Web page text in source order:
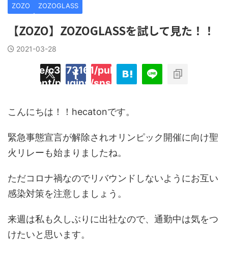
ZOZO ZOZOGLASS
【ZOZO】ZOZOGLASSを試して見た！！
2021-03-28
/home/c3773161/public_html/
content/plugins/sns-count-cache/sns-
こんにちは！！hecatonです。
緊急事態宣言が解除されオリンピック開催に向け聖
火リレーも始まりましたね。
ただコロナ禍なのでリバウンドしないようにお互い
感染対策を注意しましょう。
来週は私も久しぶりに出社なので、通勤中は気をつ
けたいと思います。